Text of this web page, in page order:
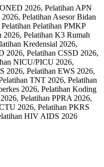
2026, Pelatihan APN
Pelatihan Asesor Bidan
Pelatihan PMKP
2026, Pelatihan K3 Rumah
Kredensial 2026,
2026, Pelatihan CSSD 2026,
NICU/PICU 2026,
2026, Pelatihan EWS 2026,
TNT 2026, Pelatihan
2026, Pelatihan Koding
Pelatihan PPRA 2026,
2026, Pelatihan PKRS
HIV AIDS 2026